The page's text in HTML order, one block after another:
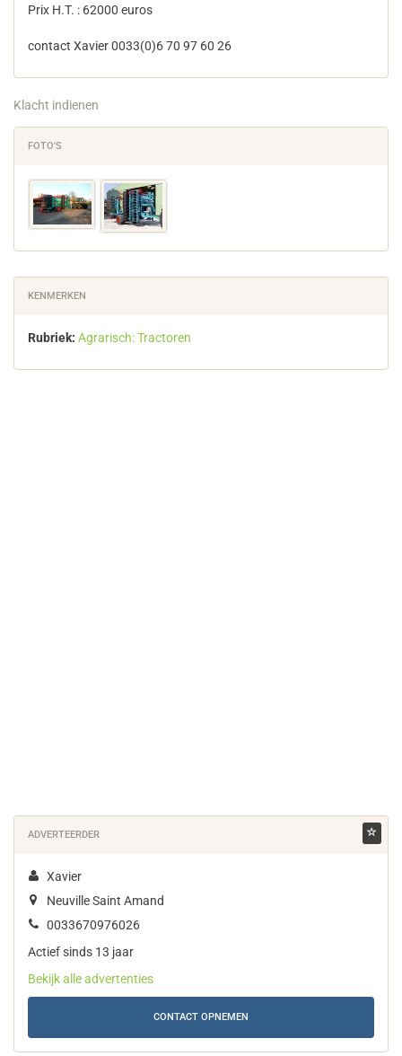
Prix H.T. : 62000 euros
contact Xavier 0033(0)6 70 97 60 26
Klacht indienen
FOTO'S
KENMERKEN
Rubriek: Agrarisch: Tractoren
ADVERTEERDER
Xavier
Neuville Saint Amand
0033670976026
Actief sinds 13 jaar
Bekijk alle advertenties
CONTACT OPNEMEN